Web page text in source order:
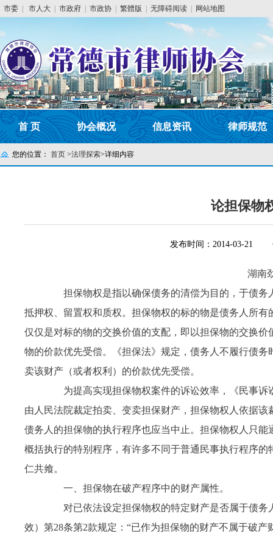
市委 市人大 市政府 市政协 繁體版 无障碍阅读 网站地图
首 页 协会概况 信息资讯 律师规范
您的位置： 首页 >法理探索>详细内容
论担保物
发布时间：2014-03-21
湖南
担保物权是指以确保债务的清偿为目的，于债务
抵押权、留置权和质权。担保物权的标的物是债务人所
仅仅是对标的物的交换价值的支配，即以担保物的交换
物的价款优先受偿。《担保法》规定，债务人不履行债
卖该财产（或者权利）的价款优先受偿。
为提高实现担保物权案件的诉讼效率，《民事诉
由人民法院裁定拍卖、变卖担保财产，担保物权人依据
债务人的担保物的执行程序也应当中止。担保物权人只
概括执行的特别程序，有许多不同于普通民事执行程序
仁共飨。
一、担保物在破产程序中的财产属性。
对已依法设定担保物权的特定财产是否属于债务
效）第28条第2款规定：“已作为担保物的财产不属于破